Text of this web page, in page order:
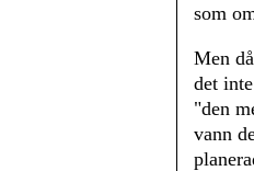
som
Men
det
"den
vann